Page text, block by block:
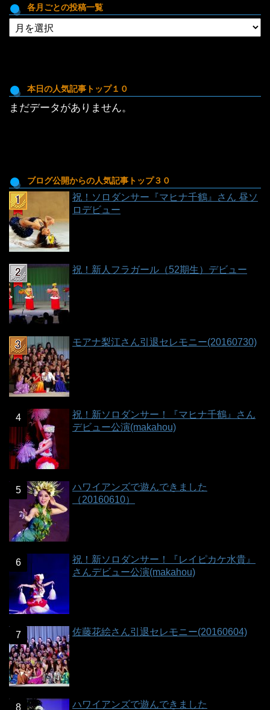
ゴ
リ
各月ごとの投稿一覧
各
月
投
稿
一
本日の人気記事トップ１０
まだデータがありません。
ブログ公開からの人気記事トップ３０
祝！ソロダンサー『マヒナ千鶴』さん 昼ソ
ロデビュー
祝！新人フラガール（52期生）デビュー
モアナ梨江さん引退セレモニー(20160730)
祝！新ソロダンサー！『マヒナ千鶴』さん
デビュー公演(makahou)
ハワイアンズで遊んできました
（20160610）
祝！新ソロダンサー！『レイピカケ水貴』
さんデビュー公演(makahou)
佐藤花絵さん引退セレモニー(20160604)
ハワイアンズで遊んできました